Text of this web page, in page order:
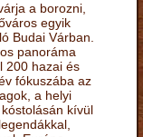
a borozni,
egyik
Budai Várban.
panoráma
200 hazai és
fókuszába az
a helyi
kívül